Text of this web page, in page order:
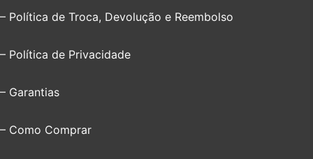
– Política de Troca, Devolução e Reembolso
– Política de Privacidade
– Garantias
– Como Comprar